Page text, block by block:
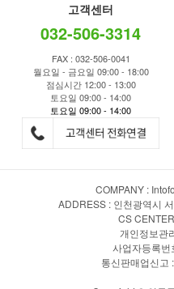
고객센터
032-506-3314
FAX : 032-506-0041
월요일 - 금요일 09:00 - 18:00
점심시간 12:00 - 13:00
토요일 09:00 - 14:00
토요일 09:00 - 14:00
COMPANY :
ADDRESS : 인천광역시
CS
개인정보관
사업자등록
통신판매업신고